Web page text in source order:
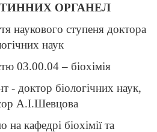
ОРГАНЕЛ
наукового ступеня доктора
наук
03.00.04 – біохімія
- доктор біологічних наук,
А.І.Шевцова
кафедрі біохімії та